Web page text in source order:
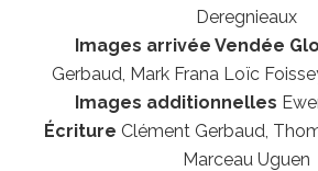
Deregnieaux
Images arrivée Vendée
Gerbaud, Mark Frana Loïc
Images additionnelles
Écriture Clément Gerbaud,
Marceau Uguen